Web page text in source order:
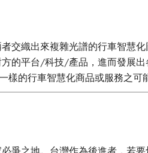
交織出來複雜光譜的行車智
的平台/科技/產品，進而發展
樣的行車智慧化商品或服務之可